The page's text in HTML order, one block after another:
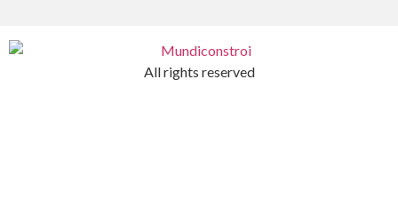
All rights reserved